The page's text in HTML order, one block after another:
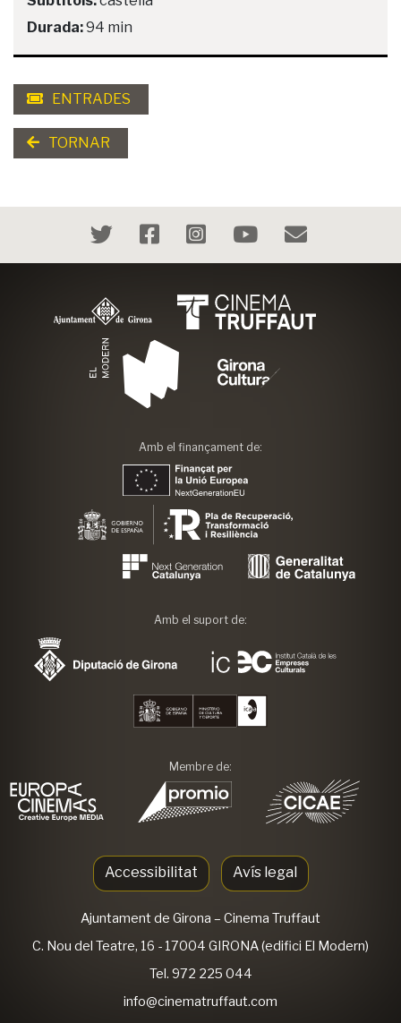
Durada:94 min
ENTRADES
TORNAR
Amb el finançament de:
Amb el suport de:
Membre de:
Accessibilitat Avís legal
Ajuntament de Girona – Cinema Truffaut
C. Nou del Teatre, 16 - 17004 GIRONA (edifici El Modern)
Tel. 972 225 044
info@cinematruffaut.com